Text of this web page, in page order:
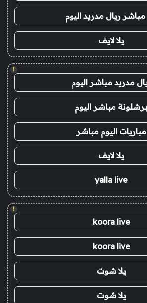
ريال مدريد اليوم
يلا لايف
!
مدريد مباشر اليوم
برشلونة مباشر اليوم
مباريات اليوم مباشر
يلا لايف
yalla live
!
koora live
koora live
يلا شوت
يلا شوت